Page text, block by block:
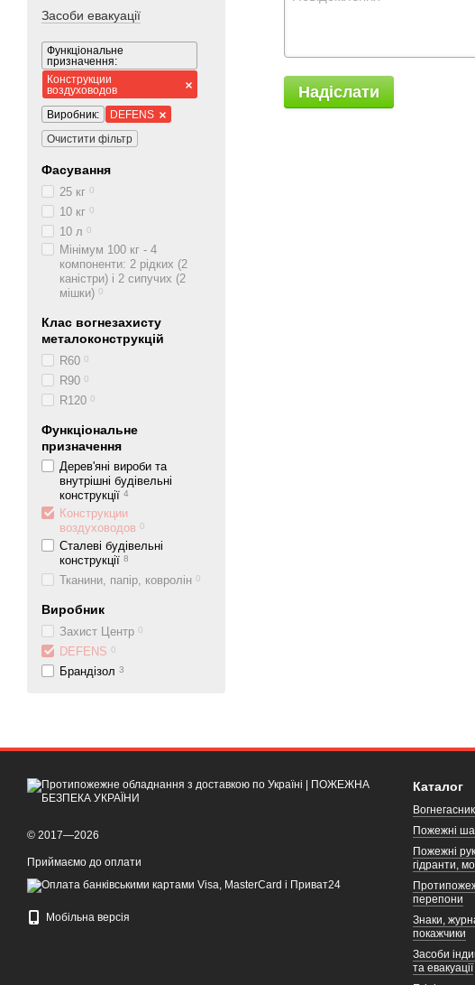
Надіслати
Засоби евакуації
Функціональне
призначення:
Конструкции
воздуховодов
Виробник:
DEFENS
Очистити фільтр
Фасування
25 кг 0
10 кг 0
10 л 0
Мінімум 100 кг - 4
компоненти: 2 рідких (2
каністри) і 2 сипучих (2
мішки) 0
Клас вогнезахисту
металоконструкцій
R60 0
R90 0
R120 0
Функціональне
призначення
Дерев'яні вироби та
внутрішні будівельні
конструкції 4
Конструкции
воздуховодов 0
Сталеві будівельні
конструкції 8
Тканини, папір, ковролін 0
Виробник
Захист Центр 0
DEFENS 0
Брандізол 3
© 2017—2026
Приймаємо до оплати
Мобільна версія
Каталог
Пожежні
Пожежні
гідранти,
перепони
Знаки,
покажчики
Засоби
та евакуації